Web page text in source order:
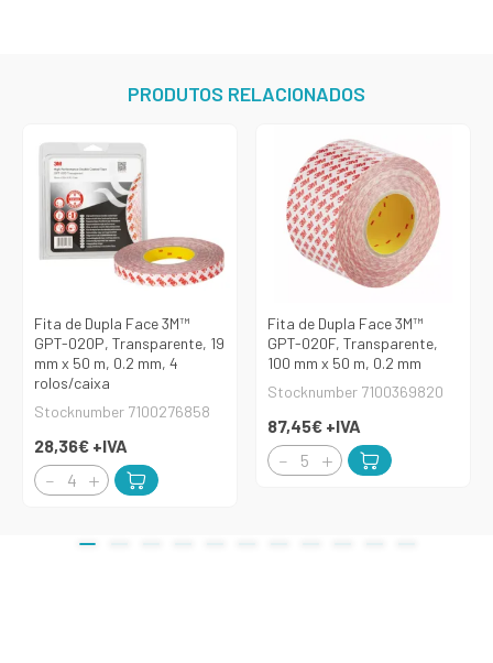
PRODUTOS RELACIONADOS
Fita de Dupla Face 3M™
GPT-020P, Transparente, 19
mm x 50 m, 0.2 mm, 4
rolos/caixa
Stocknumber 7100276858
28,36€ +IVA
Fita de Dupla Face 3M™
GPT-020F, Transparente,
100 mm x 50 m, 0.2 mm
Stocknumber 7100369820
87,45€ +IVA